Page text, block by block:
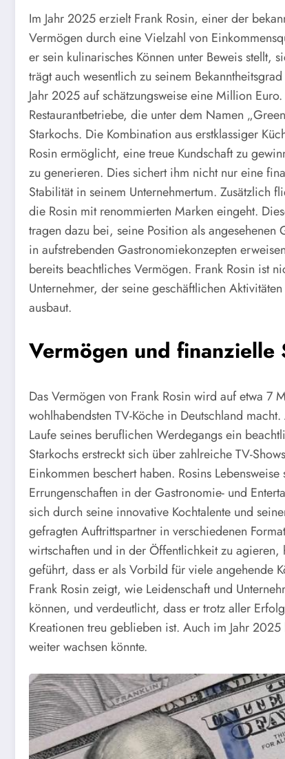
Im Jahr 2025 erzielt Frank Rosin, einer der
Vermögen durch eine Vielzahl von
er sein kulinarisches Können unter Beweis stellt,
trägt auch wesentlich zu seinem
Jahr 2025 auf schätzungsweise eine Million
Restaurantbetriebe, die unter dem Namen
Starkochs. Die Kombination aus erstklassiger
Rosin ermöglicht, eine treue Kundschaft zu
zu generieren. Dies sichert ihm nicht nur eine
Stabilität in seinem Unternehmertum. Zusätzlich
die Rosin mit renommierten Marken eingeht.
tragen dazu bei, seine Position als
in aufstrebenden Gastronomiekonzepten
bereits beachtliches Vermögen. Frank Rosin ist
Unternehmer, der seine geschäftlichen
ausbaut.
Vermögen und finanzielle
Das Vermögen von Frank Rosin wird auf etwa 7
wohlhabendsten TV-Köche in Deutschland
Laufe seines beruflichen Werdegangs ein
Starkochs erstreckt sich über zahlreiche TV-
Einkommen beschert haben. Rosins
Errungenschaften in der Gastronomie- und
sich durch seine innovative Kochtalente und
gefragten Auftrittspartner in verschiedenen
wirtschaften und in der Öffentlichkeit zu
geführt, dass er als Vorbild für viele angehende
Frank Rosin zeigt, wie Leidenschaft und
können, und verdeutlicht, dass er trotz aller
Kreationen treu geblieben ist. Auch im Jahr
weiter wachsen könnte.